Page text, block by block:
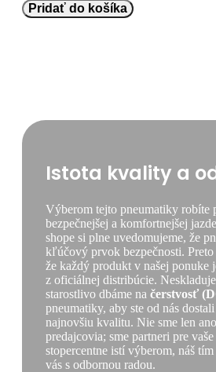
Pridať do košíka
Istota kvality a
Výberom tejto pneumatiky robíte
bezpečnejšej a komfortnejšej
shope si plne uvedomujeme, že
kľúčový prvok bezpečnosti. Preto
že každý produkt v našej ponuke
z oficiálnej distribúcie.
starostlivo dbáme na čerstvosť
pneumatiky, aby ste od nás
najnovšiu kvalitu. Nie sme len
predajcovia; sme partneri pre
stopercentne istí výberom, náš
vás s odbornou radou.